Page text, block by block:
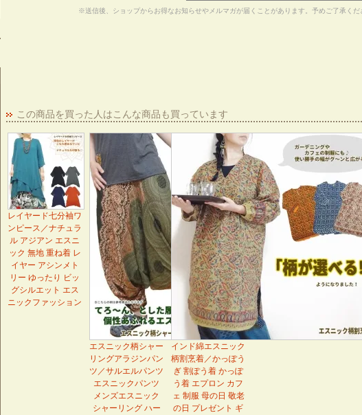
※送信後、ショップからお得なお知らせやメルマガが届くことがあります。予めご了承くだ
この商品を買った人はこんな商品も買っています
レイヤード七分袖ワ
ンピース／ナチュラ
ル アジアン エスニ
ック 無地 重ね着 レ
イヤー アシンメト
リー ゆったり ビッ
グシルエット エス
ニックファッション
エスニック柄シャー
リングアラジンパン
ツ／サルエルパンツ
エスニックパンツ
メンズエスニック
シャーリング ハー
インド綿エスニック
柄割烹着／かっぽう
ぎ 割ぽう着 かっぽ
う着 エプロン カフ
ェ 制服 母の日 敬老
の日 プレゼント ギ